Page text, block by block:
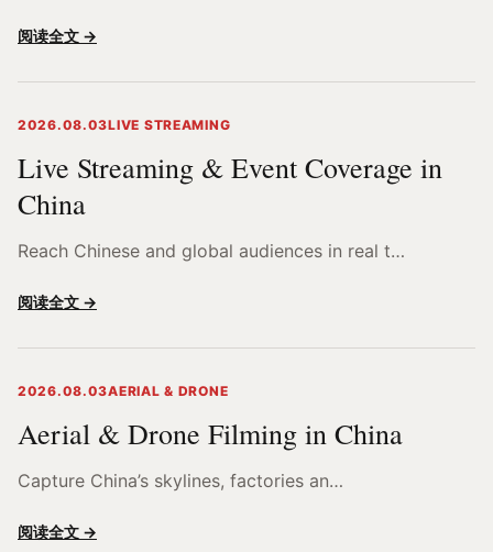
阅读全文 →
2026.08.03LIVE STREAMING
Live Streaming & Event Coverage in
China
Reach Chinese and global audiences in real t…
阅读全文 →
2026.08.03AERIAL & DRONE
Aerial & Drone Filming in China
Capture China’s skylines, factories an…
阅读全文 →